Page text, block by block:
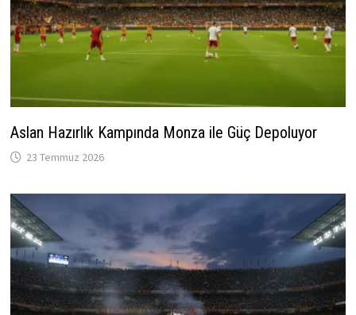
Aslan Hazırlık Kampında Monza ile Güç Depoluyor
23 Temmuz 2026